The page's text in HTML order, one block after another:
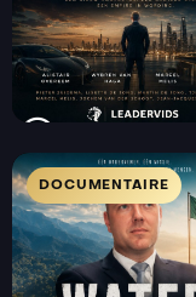
DOCUMENTAIRE